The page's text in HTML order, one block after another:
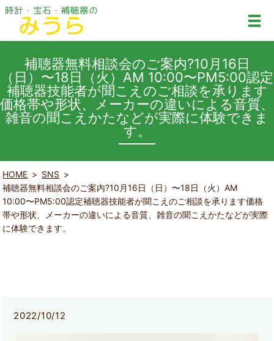
補聴器無料相談会のご案内?10月16日
（日）〜18日（火）AM 10:00〜PM5:00認定
補聴器技能者が聞こえのご相談を承ります
価格帯や形状、メーカーの違いによる音質、
雑音の聞こえかたなどが実際に体験できま
す。
HOME
SNS
補聴器無料相談会のご案内?10月16日（日）〜18日（火）AM
10:00〜PM5:00認定補聴器技能者が聞こえのご相談を承ります価格
帯や形状、メーカーの違いによる音質、雑音の聞こえかたなどが実際
に体験できます。
2022/10/12